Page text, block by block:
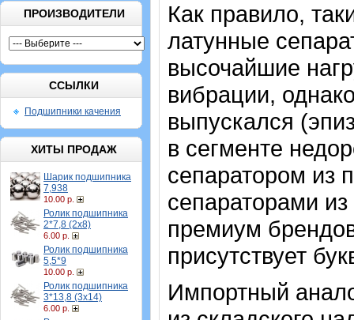
ПРОИЗВОДИТЕЛИ
ССЫЛКИ
Подшипники качения
ХИТЫ ПРОДАЖ
Шарик подшипника
7,938
10.00 р.
Ролик подшипника
2*7,8 (2х8)
6.00 р.
Ролик подшипника
5,5*9
10.00 р.
Ролик подшипника
3*13,8 (3х14)
6.00 р.
Как правило,
латунные
высочайшие
вибрации,
выпускался
в сегменте
сепаратором из
сепараторами
премиум
присутствует
Импортный